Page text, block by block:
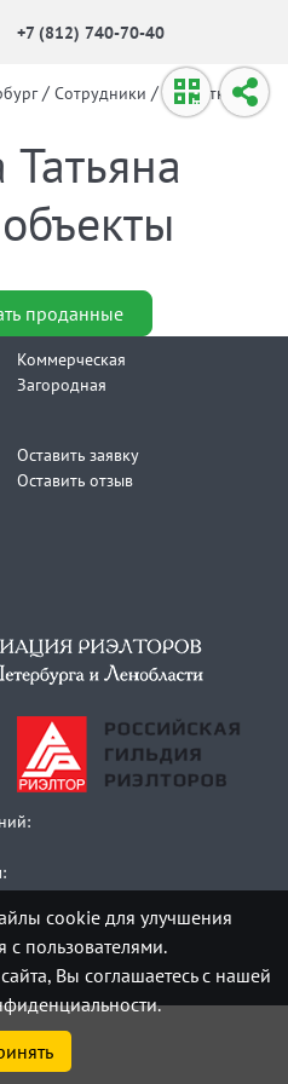
+7 (812) 740-70-40
/ Сотрудники / Солдаткова
проданные
Коммерческая
Загородная
Оставить заявку
Оставить отзыв
cookie для улучшения
с пользователями.
Вы соглашаетесь с нашей